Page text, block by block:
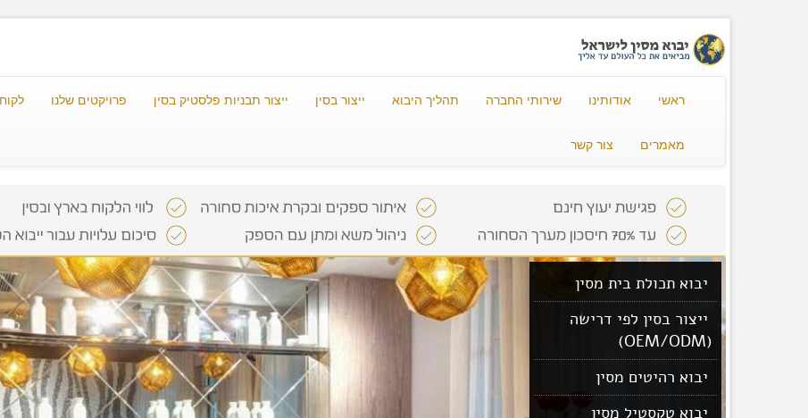
ראשי אודותינו שירותי החברה תהליך היבוא ייצור בסין ייצור תבניות פלסטיק בסין פרויקטים שלנו
מאמרים צור קשר
יבוא תכולת בית מסין
ייצור בסין לפי דרישה
(OEM/ODM)
יבוא רהיטים מסין
יבוא טקסטיל מסין